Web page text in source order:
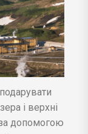
і верхні
допомогою